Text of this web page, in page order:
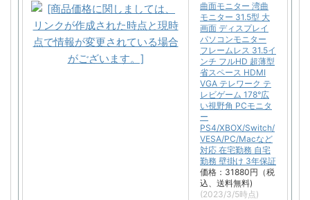
曲面モニター 湾曲
モニター 31.5型 大
画面 ディスプレイ
パソコンモニター
フレームレス 31.5イ
ンチ フルHD 超薄型
省スペース HDMI
VGA テレワーク テ
レビゲーム 178°広
い視野角 PCモニタ
ー
PS4/XBOX/Switch/
VESA/PC/Macなど
対応 在宅勤務 自宅
勤務 壁掛け 3年保証
価格：31880円（税
込、送料無料)
(2023/3/5時点)